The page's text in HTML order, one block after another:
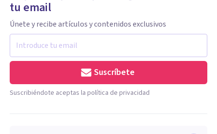
tu email
Únete y recibe artículos y contenidos exclusivos
Suscríbete
Suscribiéndote aceptas la política de privacidad